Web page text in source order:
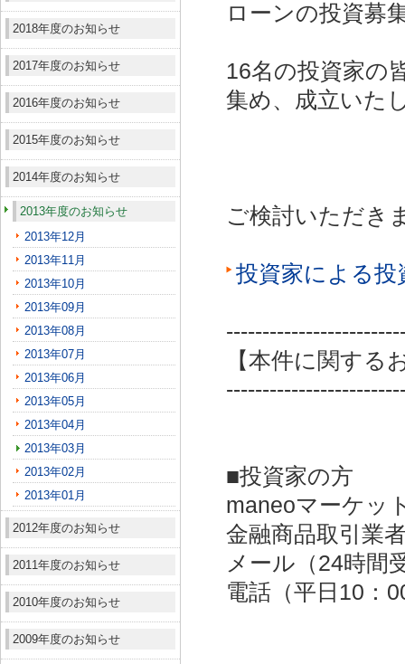
2018年度のお知らせ
2017年度のお知らせ
2016年度のお知らせ
2015年度のお知らせ
2014年度のお知らせ
2013年度のお知らせ
2013年12月
2013年11月
2013年10月
2013年09月
2013年08月
2013年07月
2013年06月
2013年05月
2013年04月
2013年03月
2013年02月
2013年01月
2012年度のお知らせ
2011年度のお知らせ
2010年度のお知らせ
2009年度のお知らせ
ローンの投資募
16名の投資家の
集め、成立いた
ご検討いただき
投資家による
【本件に関する
■投資家の方
maneoマーケッ
金融商品取引業
メール（24時間
電話（平日10：